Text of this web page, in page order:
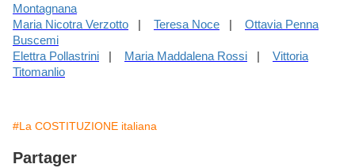
Montagnana
Maria Nicotra Verzotto | Teresa Noce | Ottavia Penna
Buscemi
Elettra Pollastrini | Maria Maddalena Rossi | Vittoria
Titomanlio
#La COSTITUZIONE italiana
Partager